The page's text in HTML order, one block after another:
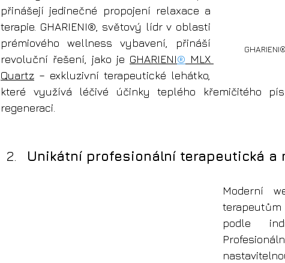
GHARIENI
přinášejí jedinečné propojení relaxace a
terapie. GHARIENI®, světový lídr v oblasti
prémiového wellness vybavení, přináší
revoluční řešení, jako je GHARIENI® MLX
Quartz – exkluzivní terapeutické lehátko,
které využívá léčivé účinky teplého křemičitého
regeneraci.
Unikátní profesionální terapeutická a
Moderní
podle